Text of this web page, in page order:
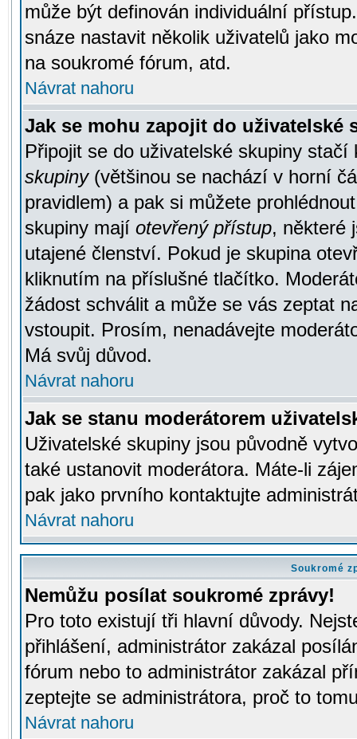
může být definován individuální
snáze nastavit několik uživatelů jako
na soukromé fórum, atd.
Návrat nahoru
Jak se mohu zapojit do uživatelské
Připojit se do uživatelské skupiny
skupiny(většinou se nachází v horní
pravidlem) a pak si můžete
skupiny mají otevřený přístup, některé
utajené členství. Pokud je skupina
kliknutím na příslušné tlačítko.
žádost schválit a může se vás zeptat
vstoupit. Prosím, nenadávejte
Má svůj důvod.
Návrat nahoru
Jak se stanu moderátorem
Uživatelské skupiny jsou původně
také ustanovit moderátora. Máte-li
pak jako prvního kontaktujte
Návrat nahoru
Soukromé
Nemůžu posílat soukromé zprávy!
Pro toto existují tři hlavní důvody.
přihlášení, administrátor zakázal
fórum nebo to administrátor zakázal
zeptejte se administrátora, proč to
Návrat nahoru